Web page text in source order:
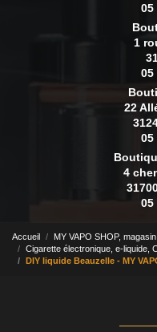
05
1
05
22
05
4
05
Accueil
MY VAPO SHOP,
Cigarette électronique, e-liquide,
DIY liquide Beauzelle - MY